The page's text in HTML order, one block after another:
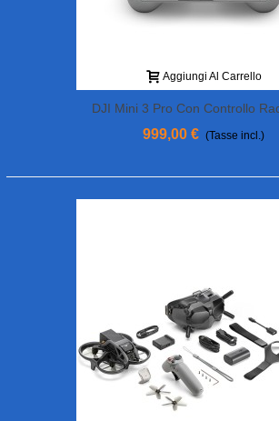
Aggiungi Al Carrello
DJI Mini 3 Pro Con Controllo
RC
999,00 € (Tasse incl.)